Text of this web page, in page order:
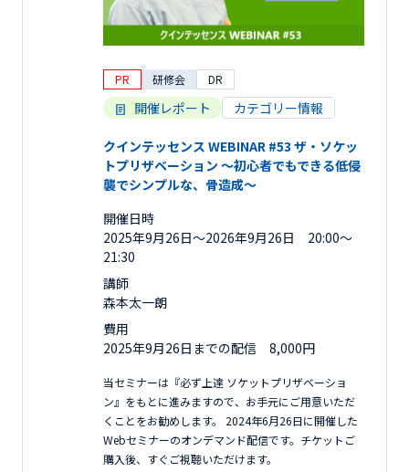
PR 研修会 DR
開催レポート カテゴリー情報
クインテッセンス WEBINAR #53 ザ・ソケッ
トプリザベーション 〜初心者でもできる低侵
襲でシンプルな、骨造成〜
開催日時
2025年9月26日〜2026年9月26日 20:00～
21:30
講師
森本太一朗
費用
2025年9月26日までの配信 8,000円
当セミナーは『必ず上達 ソケットプリザベーショ
ン』をもとに進みますので、お手元にご用意いただ
くことをお勧めします。 2024年6月26日に開催した
Webセミナーのオンデマンド配信です。チケットご
購入後、すぐご視聴いただけます。